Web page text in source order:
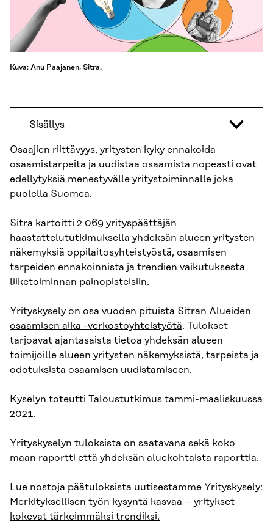
Kuva: Anu Paajanen, Sitra.
Sisällys
Osaajien riittävyys, yritysten kyky ennakoida
osaamistarpeita ja uudistaa osaamista nopeasti ovat
edellytyksiä menestyvälle yritystoiminnalle joka
puolella Suomea.
Sitra kartoitti 2 069 yrityspäättäjän
haastattelututkimuksella yhdeksän alueen yritysten
näkemyksiä oppilaitosyhteistyöstä, osaamisen
tarpeiden ennakoinnista ja trendien vaikutuksesta
liiketoiminnan painopisteisiin.
Yrityskysely on osa vuoden pituista Sitran Alueiden
osaamisen aika -verkostoyhteistyötä. Tulokset
tarjoavat ajantasaista tietoa yhdeksän alueen
toimijoille alueen yritysten näkemyksistä, tarpeista ja
odotuksista osaamisen uudistamiseen.
Kyselyn toteutti Taloustutkimus tammi-maaliskuussa
2021.
Yrityskyselyn tuloksista on saatavana sekä koko
maan raportti että yhdeksän aluekohtaista raporttia.
Lue nostoja päätuloksista uutisestamme Yrityskysely:
Merkityksellisen työn kysyntä kasvaa – yritykset
kokevat tärkeimmäksi trendiksi.